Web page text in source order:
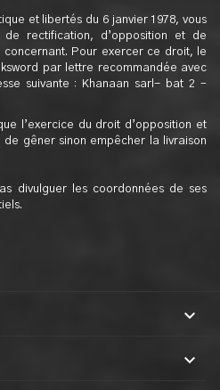
et libertés du 6 janvier 1978, vous
de rectification, d’opposition et de
concernant. Pour exercer ce droit, le
par lettre recommandée avec
suivante : Khanaan sarl- bat 2 –
l’exercice du droit d’opposition et
de gêner sinon empêcher la livraison
divulguer les coordonnées de ses

